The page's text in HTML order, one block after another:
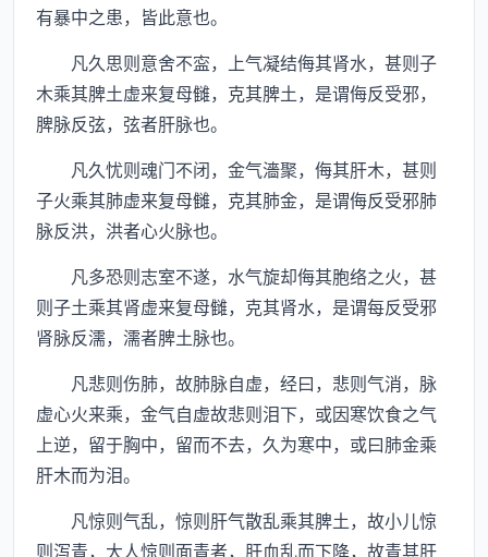
有暴中之患，皆此意也。
凡久思则意舍不寍，上气凝结侮其肾水，甚则子
木乘其脾土虚来复母雠，克其脾土，是谓侮反受邪，
脾脉反弦，弦者肝脉也。
凡久忧则魂门不闭，金气濇聚，侮其肝木，甚则
子火乘其肺虚来复母雠，克其肺金，是谓侮反受邪肺
脉反洪，洪者心火脉也。
凡多恐则志室不遂，水气旋却侮其胞络之火，甚
则子土乘其肾虚来复母雠，克其肾水，是谓每反受邪
肾脉反濡，濡者脾土脉也。
凡悲则伤肺，故肺脉自虚，经曰，悲则气消，脉
虚心火来乘，金气自虚故悲则泪下，或因寒饮食之气
上逆，留于胸中，留而不去，久为寒中，或曰肺金乘
肝木而为泪。
凡惊则气乱，惊则肝气散乱乘其脾土，故小儿惊
则泻青，大人惊则面青者，肝血乱而下降，故青其肝